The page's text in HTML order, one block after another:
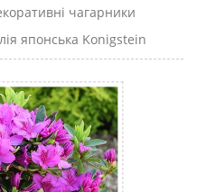
чагарники
японська Konigstein